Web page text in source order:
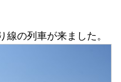
の列車が来ました。